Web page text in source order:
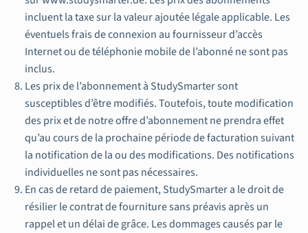
incluent la taxe sur la valeur ajoutée légale applicable. Les
éventuels frais de connexion au fournisseur d’accès
Internet ou de téléphonie mobile de l’abonné ne sont pas
inclus.
Les prix de l’abonnement à StudySmarter sont
susceptibles d’être modifiés. Toutefois, toute modification
des prix et de notre offre d’abonnement ne prendra effet
qu’au cours de la prochaine période de facturation suivant
la notification de la ou des modifications. Des notifications
individuelles ne sont pas nécessaires.
En cas de retard de paiement, StudySmarter a le droit de
résilier le contrat de fourniture sans préavis après un
rappel et un délai de grâce. Les dommages causés par le